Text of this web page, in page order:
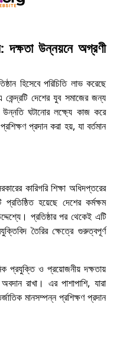
দক্ষতা উন্নয়নে অগ্রণী
হিসেবে পরিচিতি লাভ করেছে
কেন্দ্রটি দেশের যুব সমাজের জন্য
উন্নতি ঘটানোর লক্ষ্যে কাজ করে
প্রদান করা হয়, যা বর্তমান
কারিগরি শিক্ষা অধিদপ্তরের
হয়েছে দেশের কর্মক্ষম
প্রতিষ্ঠার পর থেকেই এটি
তৈরির ক্ষেত্রে গুরুত্বপূর্ণ
প্রযুক্তি ও প্রয়োজনীয় দক্ষতায়
রাখা। এর পাশাপাশি, যারা
মানসম্পন্ন প্রশিক্ষণ প্রদান